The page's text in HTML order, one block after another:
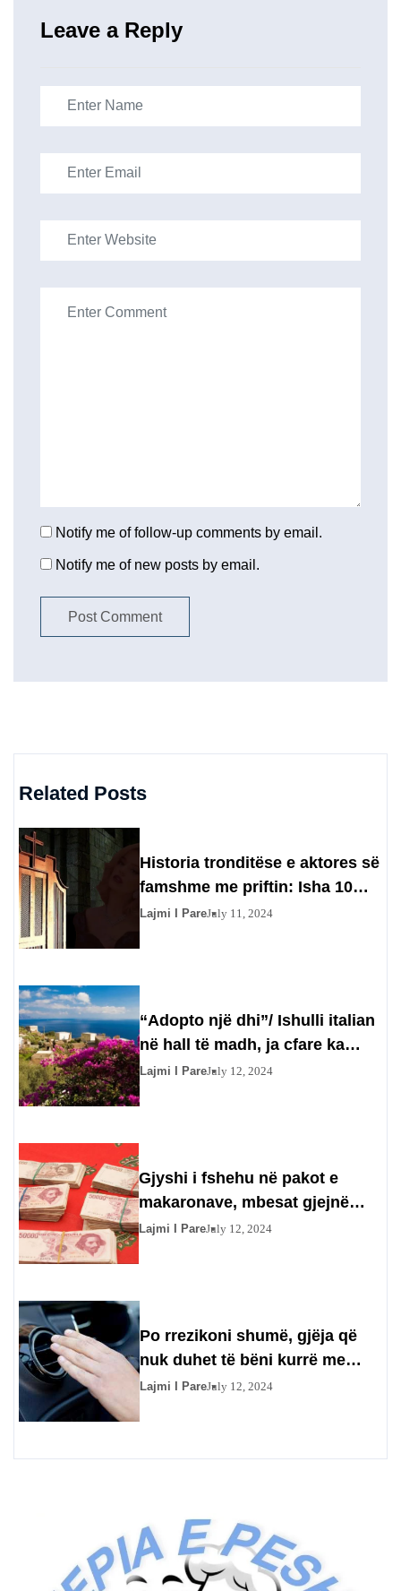
Leave a Reply
Notify me of follow-up comments by email.
Notify me of new posts by email.
Related Posts
Historia tronditëse e aktores së
famshme me priftin: Isha 10
vjeç, shkova të rrëfehesha
Lajmi I PareJuly 11, 2024
“Adopto një dhi”/ Ishulli italian
në hall të madh, ja cfare ka
ndodhur
Lajmi I PareJuly 12, 2024
Gjyshi i fshehu në pakot e
makaronave, mbesat gjejnë
thesarin 150 milionësh pas 20
Lajmi I PareJuly 12, 2024
Po rrezikoni shumë, gjëja që
nuk duhet të bëni kurrë me
kondicionerin në makinë
Lajmi I PareJuly 12, 2024